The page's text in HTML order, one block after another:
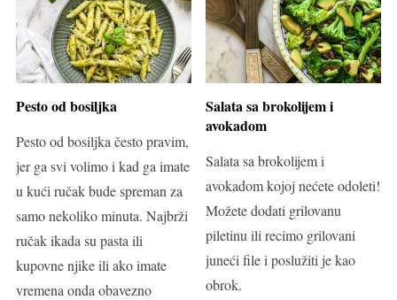
Pesto od bosiljka
Pesto od bosiljka često pravim,
jer ga svi volimo i kad ga imate
u kući ručak bude spreman za
samo nekoliko minuta. Najbrži
ručak ikada su pasta ili
kupovne njike ili ako imate
vremena onda obavezno
Salata sa brokolijem i
avokadom
Salata sa brokolijem i
avokadom kojoj nećete odoleti!
Možete dodati grilovanu
piletinu ili recimo grilovani
juneći file i poslužiti je kao
obrok.